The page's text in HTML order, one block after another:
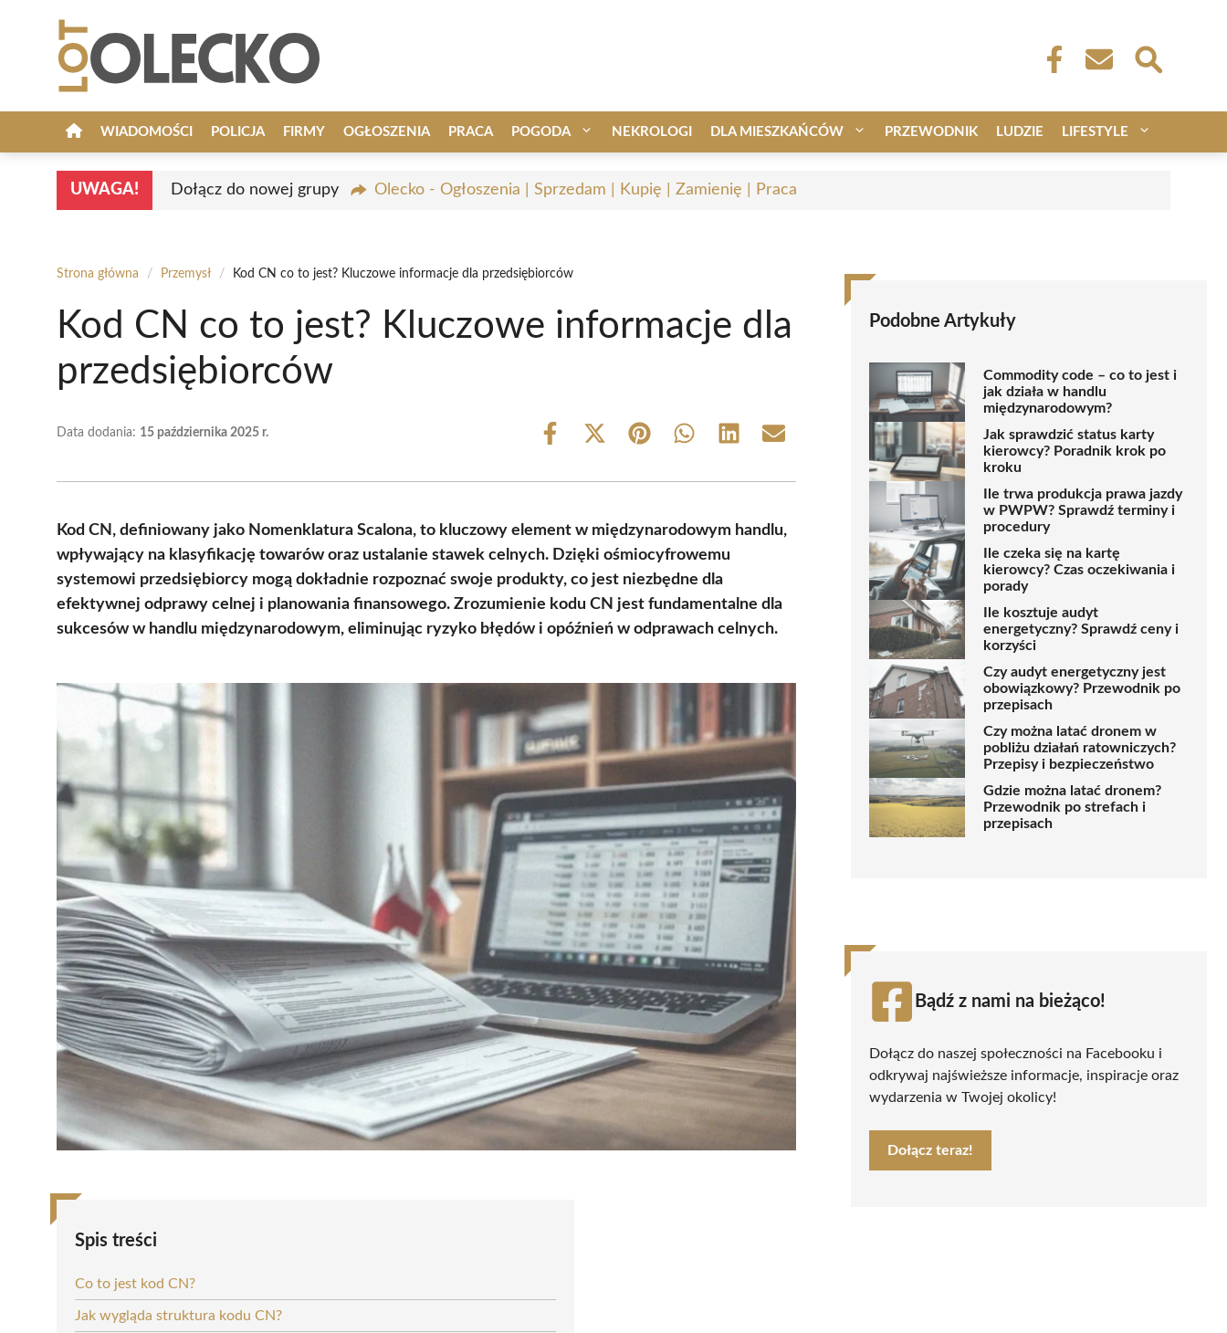
WIADOMOŚCI POLICJA FIRMY OGŁOSZENIA PRACA POGODA NEKROLOGI DLA MIESZKAŃCÓW PRZEWODNIK LUDZIE LIFESTYLE
UWAGA! Dołącz do nowej grupy Olecko - Ogłoszenia | Sprzedam | Kupię | Zamienię | Praca
Strona główna / Przemysł / Kod CN co to jest? Kluczowe informacje dla przedsiębiorców
Kod CN co to jest? Kluczowe informacje dla
przedsiębiorców
Data dodania: 15 października 2025 r.
Share
Share
(Twitter)
Share Share Share Share
Kod CN, definiowany jako Nomenklatura Scalona, to kluczowy element w międzynarodowym handlu,
wpływający na klasyfikację towarów oraz ustalanie stawek celnych. Dzięki ośmiocyfrowemu
systemowi przedsiębiorcy mogą dokładnie rozpoznać swoje produkty, co jest niezbędne dla
efektywnej odprawy celnej i planowania finansowego. Zrozumienie kodu CN jest fundamentalne dla
sukcesów w handlu międzynarodowym, eliminując ryzyko błędów i opóźnień w odprawach celnych.
Spis treści
Co to jest kod CN?
Jak wygląda struktura kodu CN?
Podobne Artykuły
Commodity code – co to jest i
jak działa w handlu
międzynarodowym?
Jak sprawdzić status karty
kierowcy? Poradnik krok po
kroku
Ile trwa produkcja prawa jazdy
w PWPW? Sprawdź terminy i
procedury
Ile czeka się na kartę
kierowcy? Czas oczekiwania i
porady
Ile kosztuje audyt
energetyczny? Sprawdź ceny i
korzyści
Czy audyt energetyczny jest
obowiązkowy? Przewodnik po
przepisach
Czy można latać dronem w
pobliżu działań ratowniczych?
Przepisy i bezpieczeństwo
Gdzie można latać dronem?
Przewodnik po strefach i
przepisach
Bądź z nami na bieżąco!
Dołącz do naszej społeczności na Facebooku i
odkrywaj najświeższe informacje, inspiracje oraz
wydarzenia w Twojej okolicy!
Dołącz teraz!